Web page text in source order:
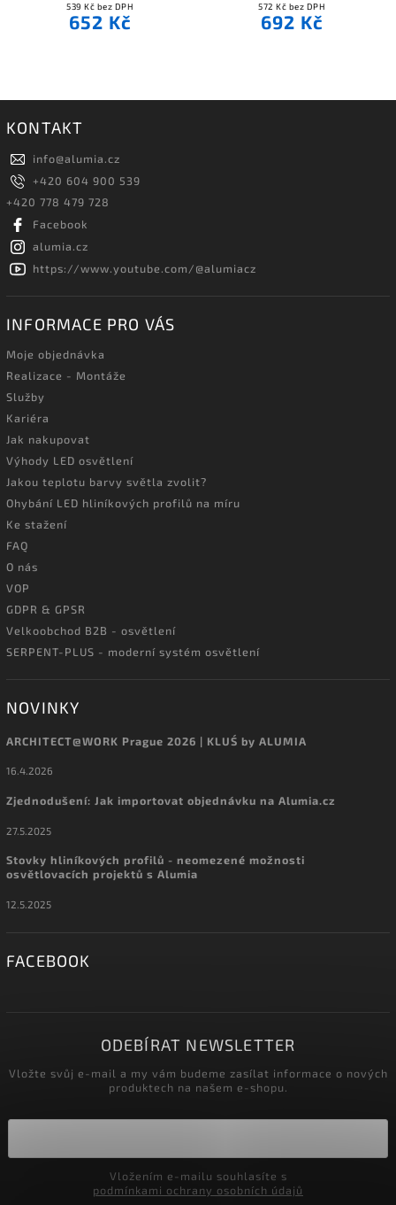
539 Kč bez DPH
652 Kč
572 Kč bez DPH
692 Kč
KONTAKT
info@alumia.cz
+420 604 900 539
+420 778 479 728
Facebook
alumia.cz
https://www.youtube.com/@alumiacz
INFORMACE PRO VÁS
Moje objednávka
Realizace - Montáže
Služby
Kariéra
Jak nakupovat
Výhody LED osvětlení
Jakou teplotu barvy světla zvolit?
Ohybání LED hliníkových profilů na míru
Ke stažení
FAQ
O nás
VOP
GDPR & GPSR
Velkoobchod B2B - osvětlení
SERPENT-PLUS - moderní systém osvětlení
NOVINKY
ARCHITECT@WORK Prague 2026 | KLUŚ by ALUMIA
16.4.2026
Zjednodušení: Jak importovat objednávku na Alumia.cz
27.5.2025
Stovky hliníkových profilů - neomezené možnosti
osvětlovacích projektů s Alumia
12.5.2025
FACEBOOK
ODEBÍRAT NEWSLETTER
Vložte svůj e-mail a my vám budeme zasílat informace o nových
produktech na našem e-shopu.
podmínkami ochrany osobních údajů